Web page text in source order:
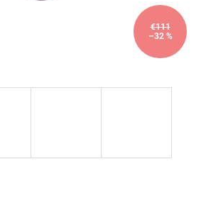
€111
–32 %